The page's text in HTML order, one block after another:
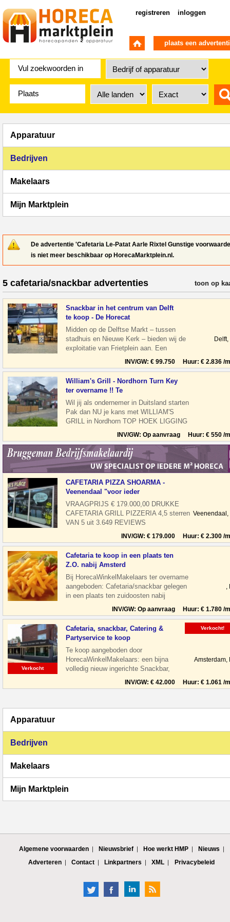
registreren inloggen
plaats een
Apparatuur
Bedrijven
Makelaars
Mijn Marktplein
De advertentie 'Cafetaria Le-Patat Aarle Rixtel Gunstige
is niet meer beschikbaar op HorecaMarktplein.nl.
5 cafetaria/snackbar advertenties verfijn
toon op
Snackbar in het centrum van Delft
te koop - De Horecat
Midden op de Delftse Markt – tussen
stadhuis en Nieuwe Kerk – bieden wij de
exploitatie van Frietplein aan. Een
compacte, efficiënte horecaonderneming
INV/GW: € 99.750 Huur: € 2.836 /
William's Grill - Nordhorn Turn Key
ter overname !! Te
Wil jij als ondernemer in Duitsland starten
Pak dan NU je kans met WILLIAM'S
GRILL in Nordhorn TOP HOEK LIGGING
overname TEGEN ELK AANNEMELIJK
INV/GW: Op aanvraag Huur: € 550 /
CAFETARIA PIZZA SHOARMA -
Veenendaal "voor ieder
VRAAGPRIJS € 179.000,00 DRUKKE
CAFETARIA GRILL PIZZERIA 4,5 sterren
VAN 5 uit 3.649 REVIEWS
THUISBEZORGD.NL Alle beoordelingen
zijn van T
Veenendaal,
INV/GW: € 179.000 Huur: € 2.300 /
Cafetaria te koop in een plaats ten
Z.O. nabij Amsterd
Bij HorecaWinkelMakelaars ter overname
aangeboden: Cafetaria/snackbar gelegen
in een plaats ten zuidoosten nabij
Amsterdam. De zaak is keurig ingerich
,
INV/GW: Op aanvraag Huur: € 1.780 /
Verkocht
Cafetaria, snackbar, Catering &
Partyservice te koop
Te koop aangeboden door
HorecaWinkelMakelaars: een bijna
volledig nieuw ingerichte Snackbar,
Cafetaria en zeer bekend staand
Cateringbedrijf in Amster
Amsterdam,
INV/GW: € 42.000 Huur: € 1.061 /
Verkocht!
Apparatuur
Bedrijven
Makelaars
Mijn Marktplein
Algemene voorwaarden Nieuwsbrief Hoe werkt HMP
Nieuws
Adverteren
Contact Linkpartners XML Privacybeleid